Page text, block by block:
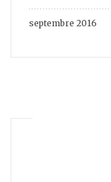
septembre 2016